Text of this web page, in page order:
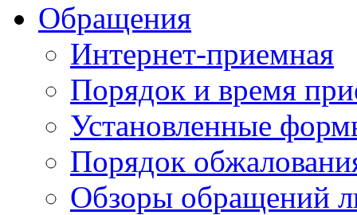
Обращения
Интернет-приемная
Порядок и время
Установленные
Порядок
Обзоры обращений